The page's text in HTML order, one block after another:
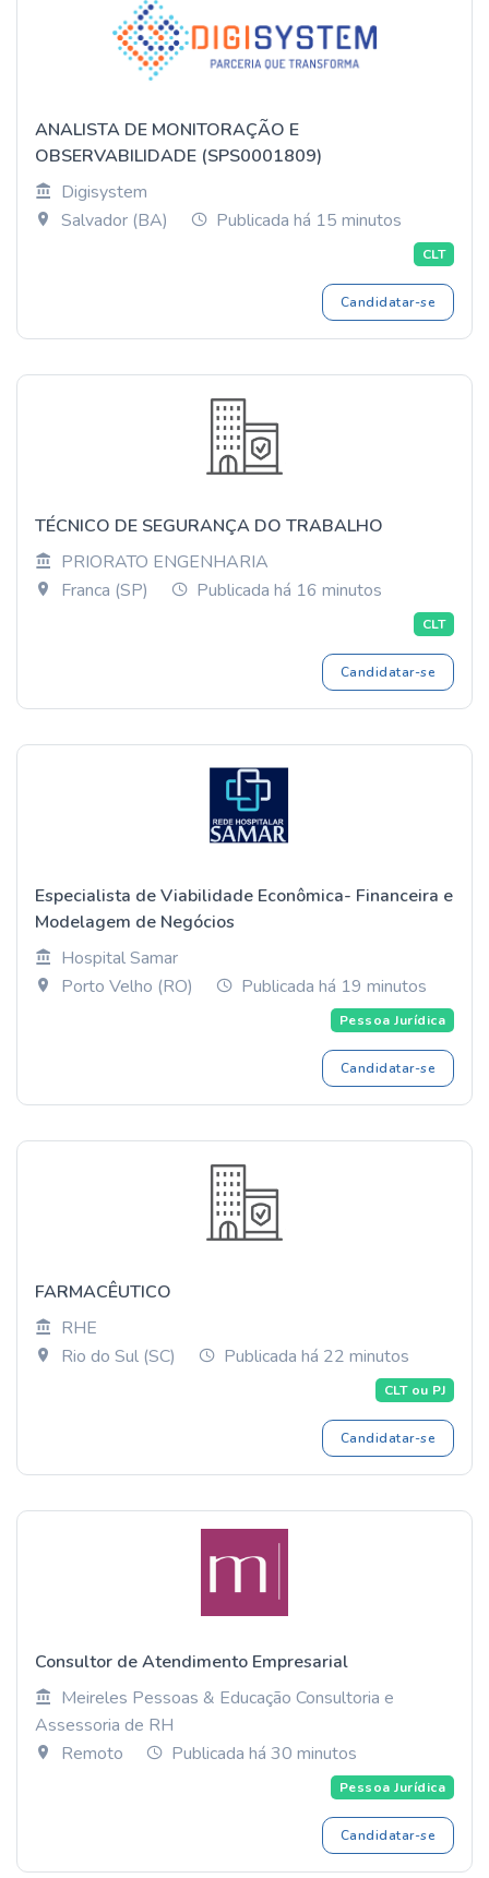
ANALISTA DE MONITORAÇÃO E
OBSERVABILIDADE (SPS0001809)
Digisystem
Salvador (BA)
Publicada há 15 minutos
CLT
Candidatar-se
TÉCNICO DE SEGURANÇA DO TRABALHO
PRIORATO ENGENHARIA
Franca (SP)
Publicada há 16 minutos
CLT
Candidatar-se
Especialista de Viabilidade Econômica- Financeira e
Modelagem de Negócios
Hospital Samar
Porto Velho (RO)
Publicada há 19 minutos
Pessoa Jurídica
Candidatar-se
FARMACÊUTICO
RHE
Rio do Sul (SC)
Publicada há 22 minutos
CLT ou PJ
Candidatar-se
Consultor de Atendimento Empresarial
Meireles Pessoas & Educação Consultoria e
Assessoria de RH
Remoto
Publicada há 30 minutos
Pessoa Jurídica
Candidatar-se